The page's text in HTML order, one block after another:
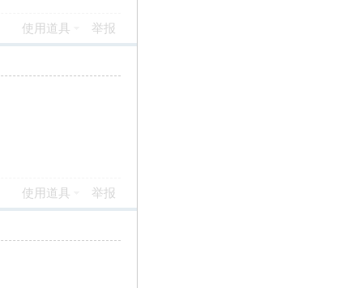
使用道具 举报
使用道具 举报